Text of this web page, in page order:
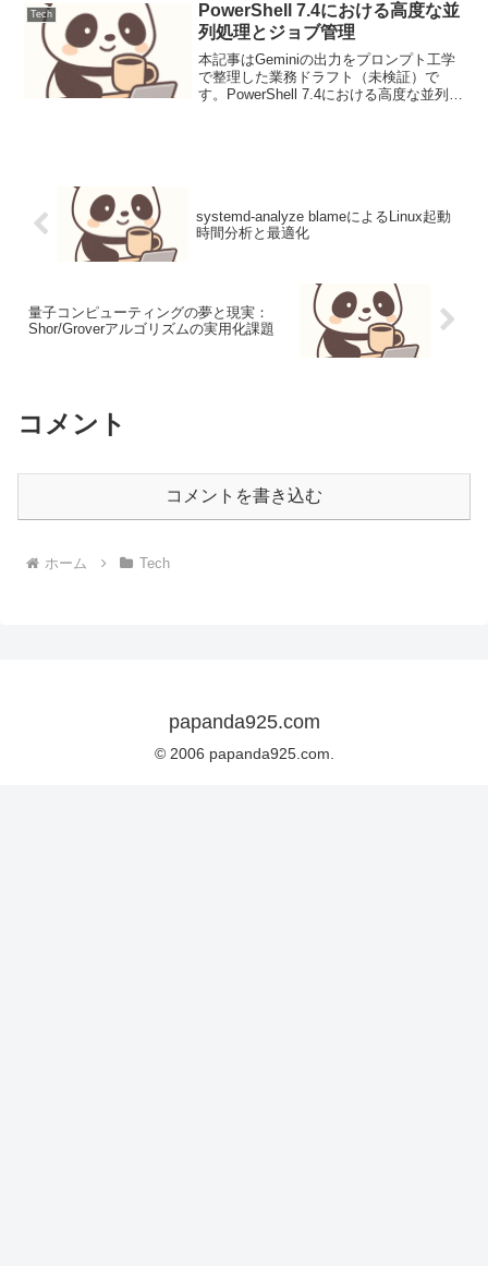
Tech
PowerShell 7.4における高度な並
列処理とジョブ管理
本記事はGeminiの出力をプロンプト工学
で整理した業務ドラフト（未検証）で
す。PowerShell 7.4における高度な並列処
systemd-analyze blameによるLinux起動
時間分析と最適化
量子コンピューティングの夢と現実：
Shor/Groverアルゴリズムの実用化課題
コメント
コメントを書き込む
ホーム Tech
papanda925.com
© 2006 papanda925.com.